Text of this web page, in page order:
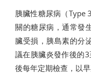
胰臟性糖尿病（Type
關的糖尿病，通常發
臟受損，胰島素的分
議在胰臟炎發作後的
後每年定期檢查，以早